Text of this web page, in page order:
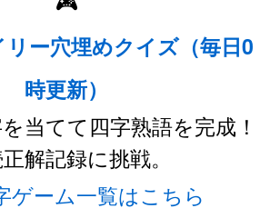
リー穴埋めクイズ（毎日0
時更新）
当てて四字熟語を完成！
解記録に挑戦。
ゲーム一覧はこちら